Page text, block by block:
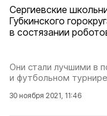
Сергиевские
Губкинского
в состязании
Они стали лучшими в
и футбольном
30 ноября 2021, 11:46